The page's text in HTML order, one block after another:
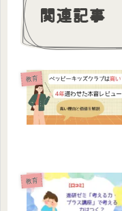
関連記事
教育
教育